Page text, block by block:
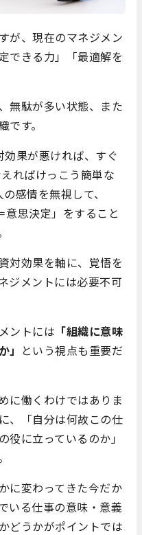
が、現在のマネジメン
できる力」「最適解を
無駄が多い状態、また
す。
果が悪ければ、すぐ
ればけっこう簡単な
感情を無視して、
意思決定」をすること
対効果を軸に、覚悟を
ジメントには必要不可
ントには 「組織に意味
」 という視点も重要だ
に働くわけではありま
、「自分は何故この仕
役に立っているのか」
に変わってきた今だか
いる仕事の意味・意義
どうかがポイントでは